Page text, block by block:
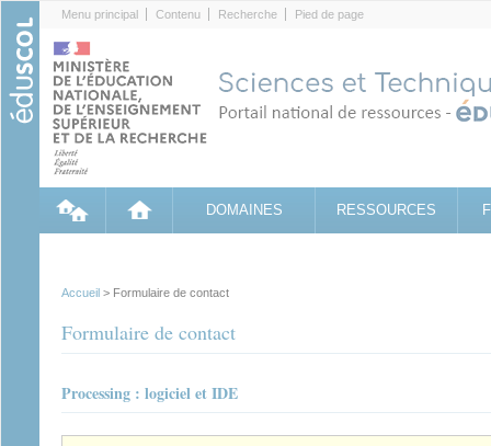
Menu principal Contenu Recherche Pied de page
DOMAINES RESSOURCES
Accueil > Formulaire de contact
Formulaire de contact
Processing : logiciel et IDE